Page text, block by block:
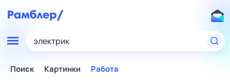
электрик
Поиск Картинки Работа